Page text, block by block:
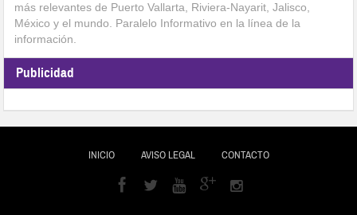
más relevantes de Puerto Vallarta, Riviera-Nayarit, Jalisco,
México y el mundo. Paralelo Informativo en la línea de la
información.
Publicidad
INICIO AVISO LEGAL CONTACTO